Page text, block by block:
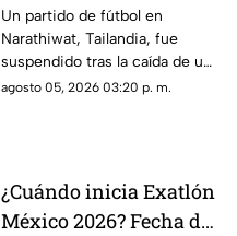
fútbol en Tailandia y
deja un jugador
fallecido
Un partido de fútbol en
Narathiwat, Tailandia, fue
suspendido tras la caída de un
rayo en la cancha. El suceso
agosto 05, 2026 03:20 p. m.
¿Cuándo inicia Exatlón
México 2026? Fecha de